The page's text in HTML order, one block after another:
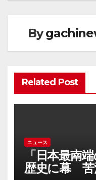
ョ
ン
By
Related Post
ニュース
「日本最南
歴史に幕 苦